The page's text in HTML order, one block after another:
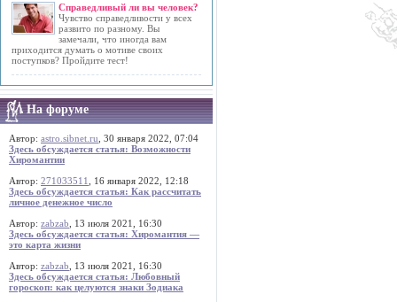
Справедливый ли вы человек?
Чувство справедливости у всех
развито по разному. Вы
замечали, что иногда вам
приходится думать о мотиве своих
поступков? Пройдите тест!
На форуме
Автор: astro.sibnet.ru , 30 января 2022, 07:04
Здесь обсуждается статья: Возможности
Хиромантии
Автор: 271033511
, 16 января 2022, 12:18
Здесь обсуждается статья: Как рассчитать
личное денежное число
Автор: zabzab , 13 июля 2021, 16:30
Здесь обсуждается статья: Хиромантия —
это карта жизни
Автор: zabzab , 13 июля 2021, 16:30
Здесь обсуждается статья: Любовный
гороскоп: как целуются знаки Зодиака